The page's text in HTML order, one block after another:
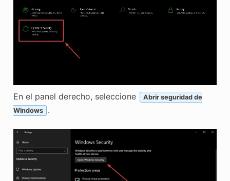
En el panel derecho, seleccione
Abrir seguridad de
Windows
.